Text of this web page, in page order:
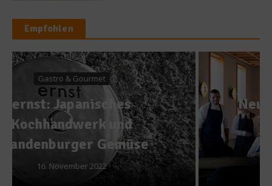
Empfohlen
News
Neueröffnung: Restaurant
JAN im Herzen von
München
5. Oktober 2022